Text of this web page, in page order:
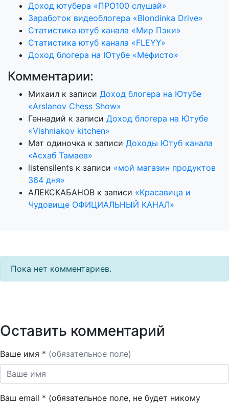
Доход ютубера «ПРО100 слушай»
Заработок видеоблогера «Blondinka Drive»
Статистика ютуб канала «Мир Пэки»
Статистика ютуб канала «FLEYY»
Доход блогера на Ютубе «Мефисто»
Комментарии:
Михаил к записи Доход блогера на Ютубе
«Arslanov Chess Show»
Геннадий к записи Доход блогера на Ютубе
«Vishniakov kitchen»
Мат одиночка к записи Доходы Ютуб канала
«Асхаб Тамаев»
listensilents к записи «мой магазин продуктов
364 дня»
АЛЕКСКАБАНОВ к записи «Красавица и
Чудовище ОФИЦИАЛЬНЫЙ КАНАЛ»
Пока нет комментариев.
Оставить комментарий
Ваше имя * (обязательное поле)
Ваш email * (обязательное поле, не будет никому